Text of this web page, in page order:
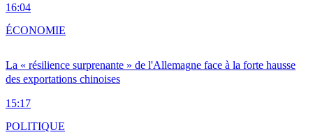
16:04
La « résilience surprenante » de l'Allemagne face à la forte hausse
des exportations chinoises
15:17
ÉCONOMIE
POLITIQUE